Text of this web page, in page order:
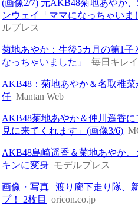
(画像2/7) 元AKB48菊地あやか
ンウェイ「ママになっちゃいま
ルプレス
菊地あやか：生後5カ月の第1
なっちゃいました」
毎日キレイ
AKB48：菊地あやか＆名取稚
任 Mantan Web
AKB48菊地あやか＆仲川遥香
見に来てくれます」(画像3/6)
AKB48島崎遥香＆菊地あやか
キンに変身 モデルプレス
画像・写真 | 渡り廊下走り隊、
プ！ 2枚目
oricon.co.jp